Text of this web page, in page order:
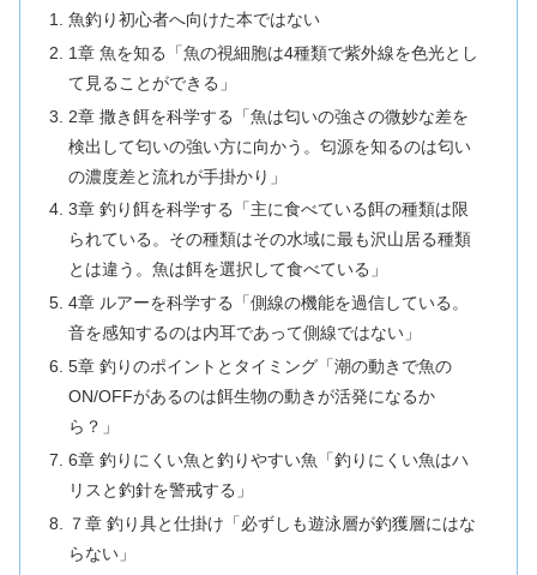
魚釣り初心者へ向けた本ではない
1章 魚を知る「魚の視細胞は4種類で紫外線を色光とし
て見ることができる」
2章 撒き餌を科学する「魚は匂いの強さの微妙な差を
検出して匂いの強い方に向かう。匂源を知るのは匂い
の濃度差と流れが手掛かり」
3章 釣り餌を科学する「主に食べている餌の種類は限
られている。その種類はその水域に最も沢山居る種類
とは違う。魚は餌を選択して食べている」
4章 ルアーを科学する「側線の機能を過信している。
音を感知するのは内耳であって側線ではない」
5章 釣りのポイントとタイミング「潮の動きで魚の
ON/OFFがあるのは餌生物の動きが活発になるか
ら？」
6章 釣りにくい魚と釣りやすい魚「釣りにくい魚はハ
リスと釣針を警戒する」
７章 釣り具と仕掛け「必ずしも遊泳層が釣獲層にはな
らない」